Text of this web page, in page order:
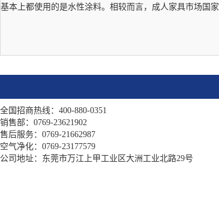
基本上都使用的是水性涂料。相较而言，成人家具市场国
全国招商热线：400-880-0351
销售部：0769-23621902
售后服务：0769-21662987
空气净化：0769-23177579
公司地址：东莞市万江上甲工业区大洲工业北路29号